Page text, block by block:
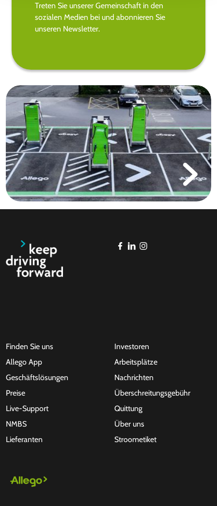
Treten Sie unserer Gemeinschaft in den
sozialen Medien bei und abonnieren Sie
unseren Newsletter.
Finden Sie uns
Allego App
Geschäftslösungen
Preise
Live-Support
NMBS
Lieferanten
Investoren
Arbeitsplätze
Nachrichten
Überschreitungsgebühr
Quittung
Über uns
Stroometiket